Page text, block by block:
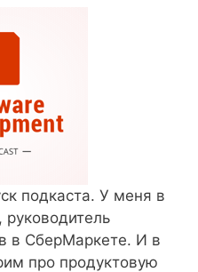
подкаста. У меня в
в СберМаркете. И в
про продуктовую